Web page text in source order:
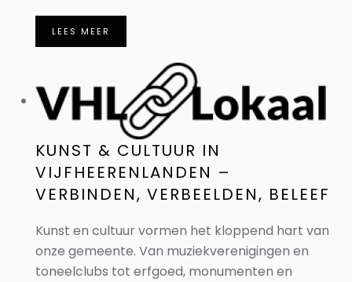
LEES MEER
KUNST & CULTUUR IN
VIJFHEERENLANDEN –
VERBINDEN, VERBEELDEN, BELEEF
Kunst en cultuur vormen het kloppend hart van
onze gemeente. Van muziekverenigingen en
toneelclubs tot erfgoed, monumenten en